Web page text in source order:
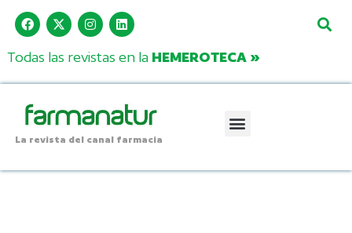
Todas las revistas en la HEMEROTECA »
La revista del canal farmacia